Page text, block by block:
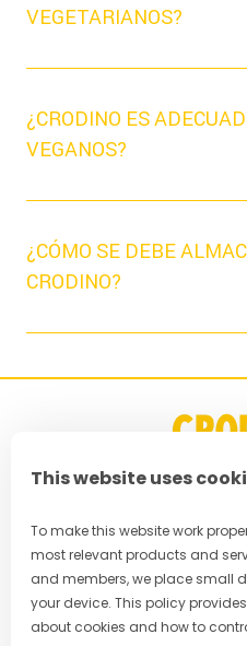
This website uses
To make this website work
most relevant products and
and members, we place small
your device. This policy
about cookies and how to
VEGETARIANOS?
¿CRODINO ES
VEGANOS?
¿CÓMO SE DEBE
CRODINO?
Política de
Términos &